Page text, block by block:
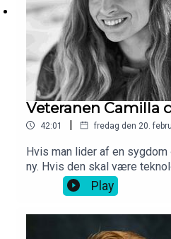
Støt os her
Veteranen Camilla
42:01 | fredag den 20.
Hvis man lider af en
ny. Hvis den skal være
og siden udvikle appen
efter et angstanfald.
Play